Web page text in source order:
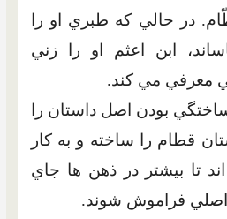
در حالي که طبري او را
ابن اعثم او را زني
معرفي مي کند.
بودن اصل داستان را
قطام را ساخته و به کار
تا بيشتر در ذهن ها جاي
اصلي فراموش شوند.